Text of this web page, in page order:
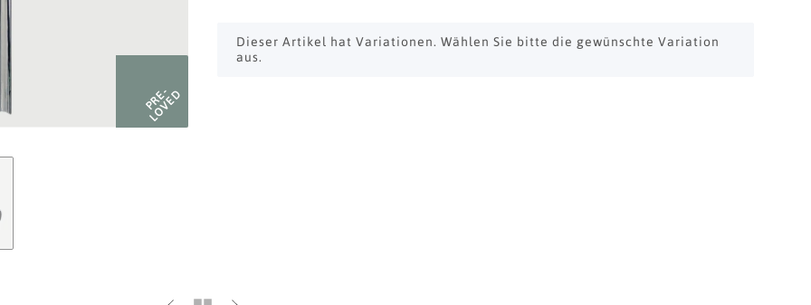
PRE-
LOVED
x
Dieser Artikel hat Variationen. Wählen Sie bitte die gewünschte Variation
aus.